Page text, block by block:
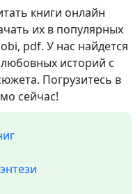
книги онлайн
их в популярных
pdf. У нас найдется
историй с
Погрузитесь в
сейчас!